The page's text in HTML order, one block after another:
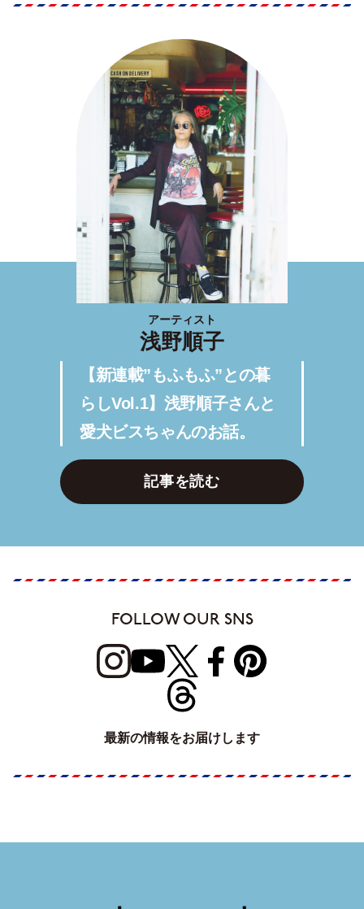
アーティスト
浅野順子
【新連載”もふもふ”との暮
らしVol.1】浅野順子さんと
愛犬ビスちゃんのお話。
記事を読む
FOLLOW OUR SNS
最新の情報をお届けします